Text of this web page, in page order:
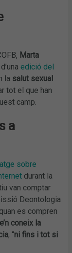
Marta
edició del
la salut sexual
tot el que han
camp.
a
sobre
durant la
van comptar
Deontologia
es compren
coneix la
, “ni fins i tot si